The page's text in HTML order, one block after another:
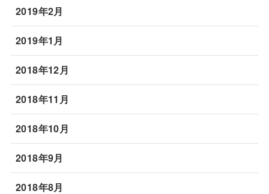
2019年2月
2019年1月
2018年12月
2018年11月
2018年10月
2018年9月
2018年8月